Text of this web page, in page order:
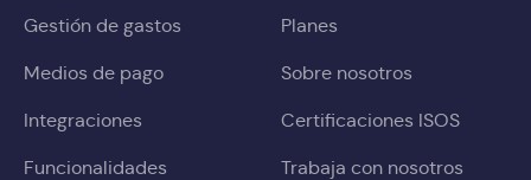
Gestión de gastos
Medios de pago
Integraciones
Funcionalidades
Planes
Sobre nosotros
Certificaciones ISOS
Trabaja con nosotros